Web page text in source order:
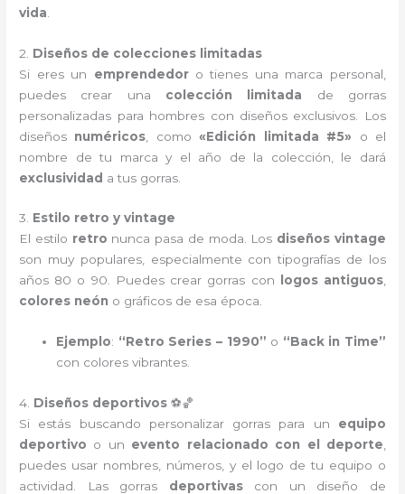
vida
2. Diseños de colecciones limitadas
Si eres un emprendedoro tienes una marca personal,
puedes crear una colección limitada de gorras
personalizadas para hombres con diseños exclusivos. Los
diseños numéricos , como«Edición limitada #5» o el
nombre de tu marca y el año de la colección, le dará
exclusividad a tus gorras.
3. Estilo retro y vintage
El estilo retro nunca pasa de moda. Los diseños vintage
son muy populares, especialmente con tipografías de los
años 80 o 90. Puedes crear gorras con
logos antiguos,
colores neón o gráficos de esa época.
Ejemplo: “Retro Series – 1990” o “Back in Time”
con colores vibrantes.
4. Diseños deportivos ⚽🏀
Si estás buscando personalizar gorras para un equipo
deportivo o un evento relacionado con el deporte
puedes usar nombres, números, y el logo de tu equipo o
actividad. Las gorras deportivascon un diseño de